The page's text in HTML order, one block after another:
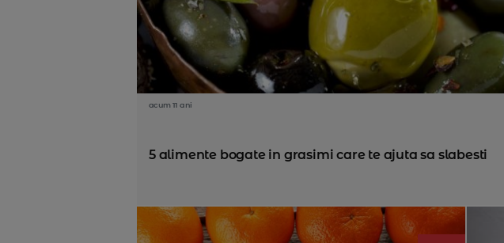
acum 11 ani
5 alimente bogate in grasimi care te ajuta sa slabesti